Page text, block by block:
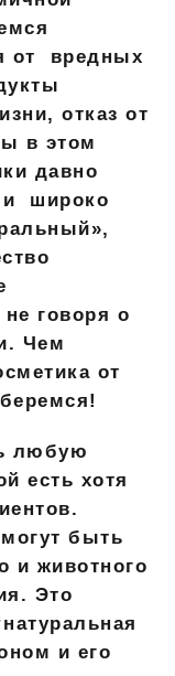
от вредных
отказ от
в этом
давно
и широко
говоря о
Чем
от
любую
есть хотя
быть
и животного
Это
и его